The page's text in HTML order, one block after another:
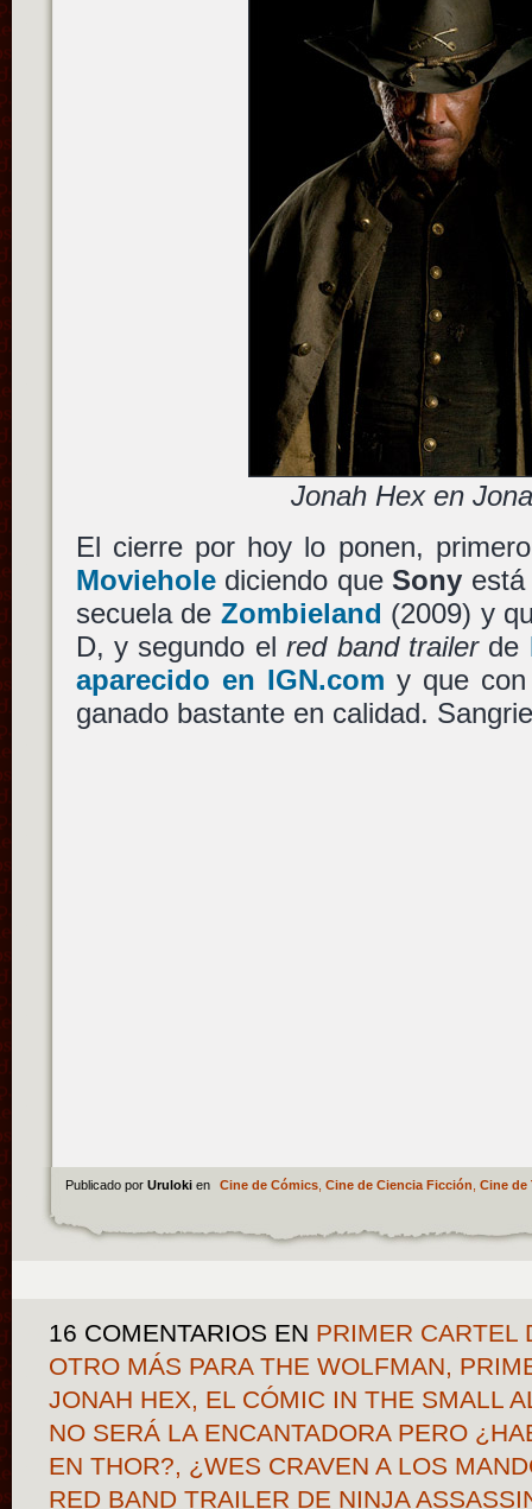
Jonah Hex en
El cierre por hoy lo ponen,
Movieholediciendo queSony
secuela de Zombieland (2009) y
D, y segundo elred band trailerde
aparecido en IGN.com y que
ganado bastante en calidad.
Publicado por Uruloki en Cine de Cómics, Cine de Ciencia Ficción Cine de
16 COMENTARIOS EN PRIMER CARTEL
OTRO MÁS PARA THE WOLFMAN,
JONAH HEX, EL CÓMIC IN THE SMALL
NO SERÁ LA ENCANTADORA PERO
EN THOR?, ¿WES CRAVEN A LOS
RED BAND TRAILER DE NINJA